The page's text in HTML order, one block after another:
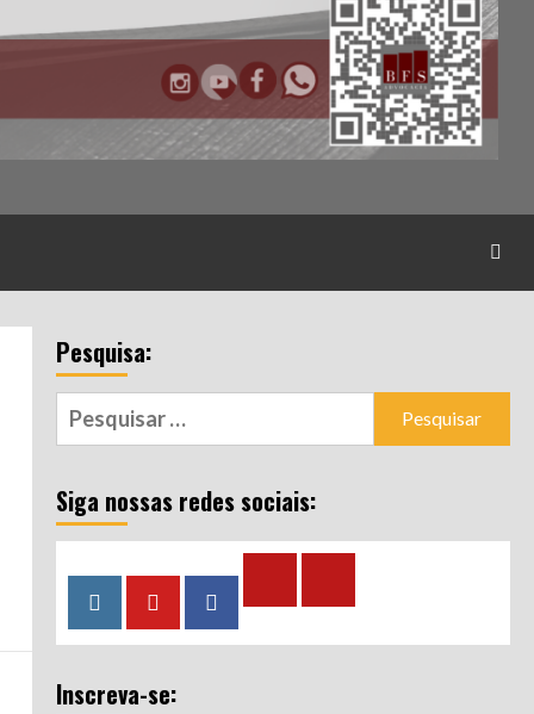
Pesquisa:
Pesquisar
por:
Siga nossas redes sociais:
InstagramYouTubeFacebook
Inscreva-se: